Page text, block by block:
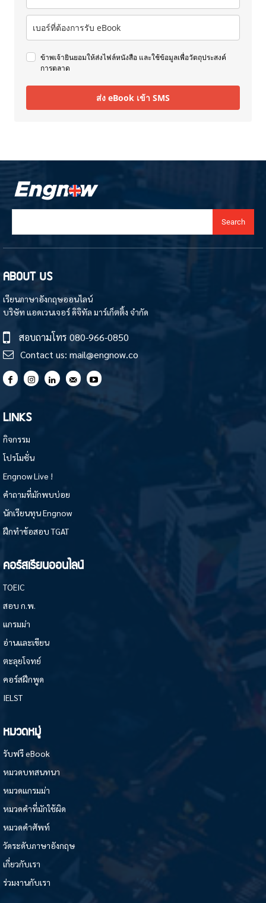
ข้าพเจ้ายินยอมให้ส่งไฟล์หนังสือ และใช้ข้อมูลเพื่อวัตถุประสงค์
การตลาด
ส่ง eBook เข้า SMS
Search
ABOUT US
เรียนภาษาอังกฤษออนไลน์
บริษัท แอดเวนเจอร์ ดิจิทัล มาร์เก็ตติ้ง จำกัด
สอบถามโทร 080-966-0850
Contact us: mail@engnow.co
LINKS
กิจกรรม
โปรโมชั่น
Engnow Live !
คำถามที่มักพบบ่อย
นักเรียนทุน Engnow
ฝึกทำข้อสอบ TGAT
คอร์สเรียนออนไลน์
TOEIC
สอบ ก.พ.
แกรมม่า
อ่านและเขียน
ตะลุยโจทย์
คอร์สฝึกพูด
IELST
หมวดหมู่
รับฟรี eBook
หมวดบทสนทนา
หมวดแกรมม่า
หมวดคำที่มักใช้ผิด
หมวดคำศัพท์
วัดระดับภาษาอังกฤษ
เกี่ยวกับเรา
ร่วมงานกับเรา